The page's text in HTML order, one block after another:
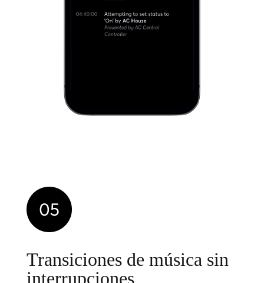
Transiciones de música sin
interrupciones